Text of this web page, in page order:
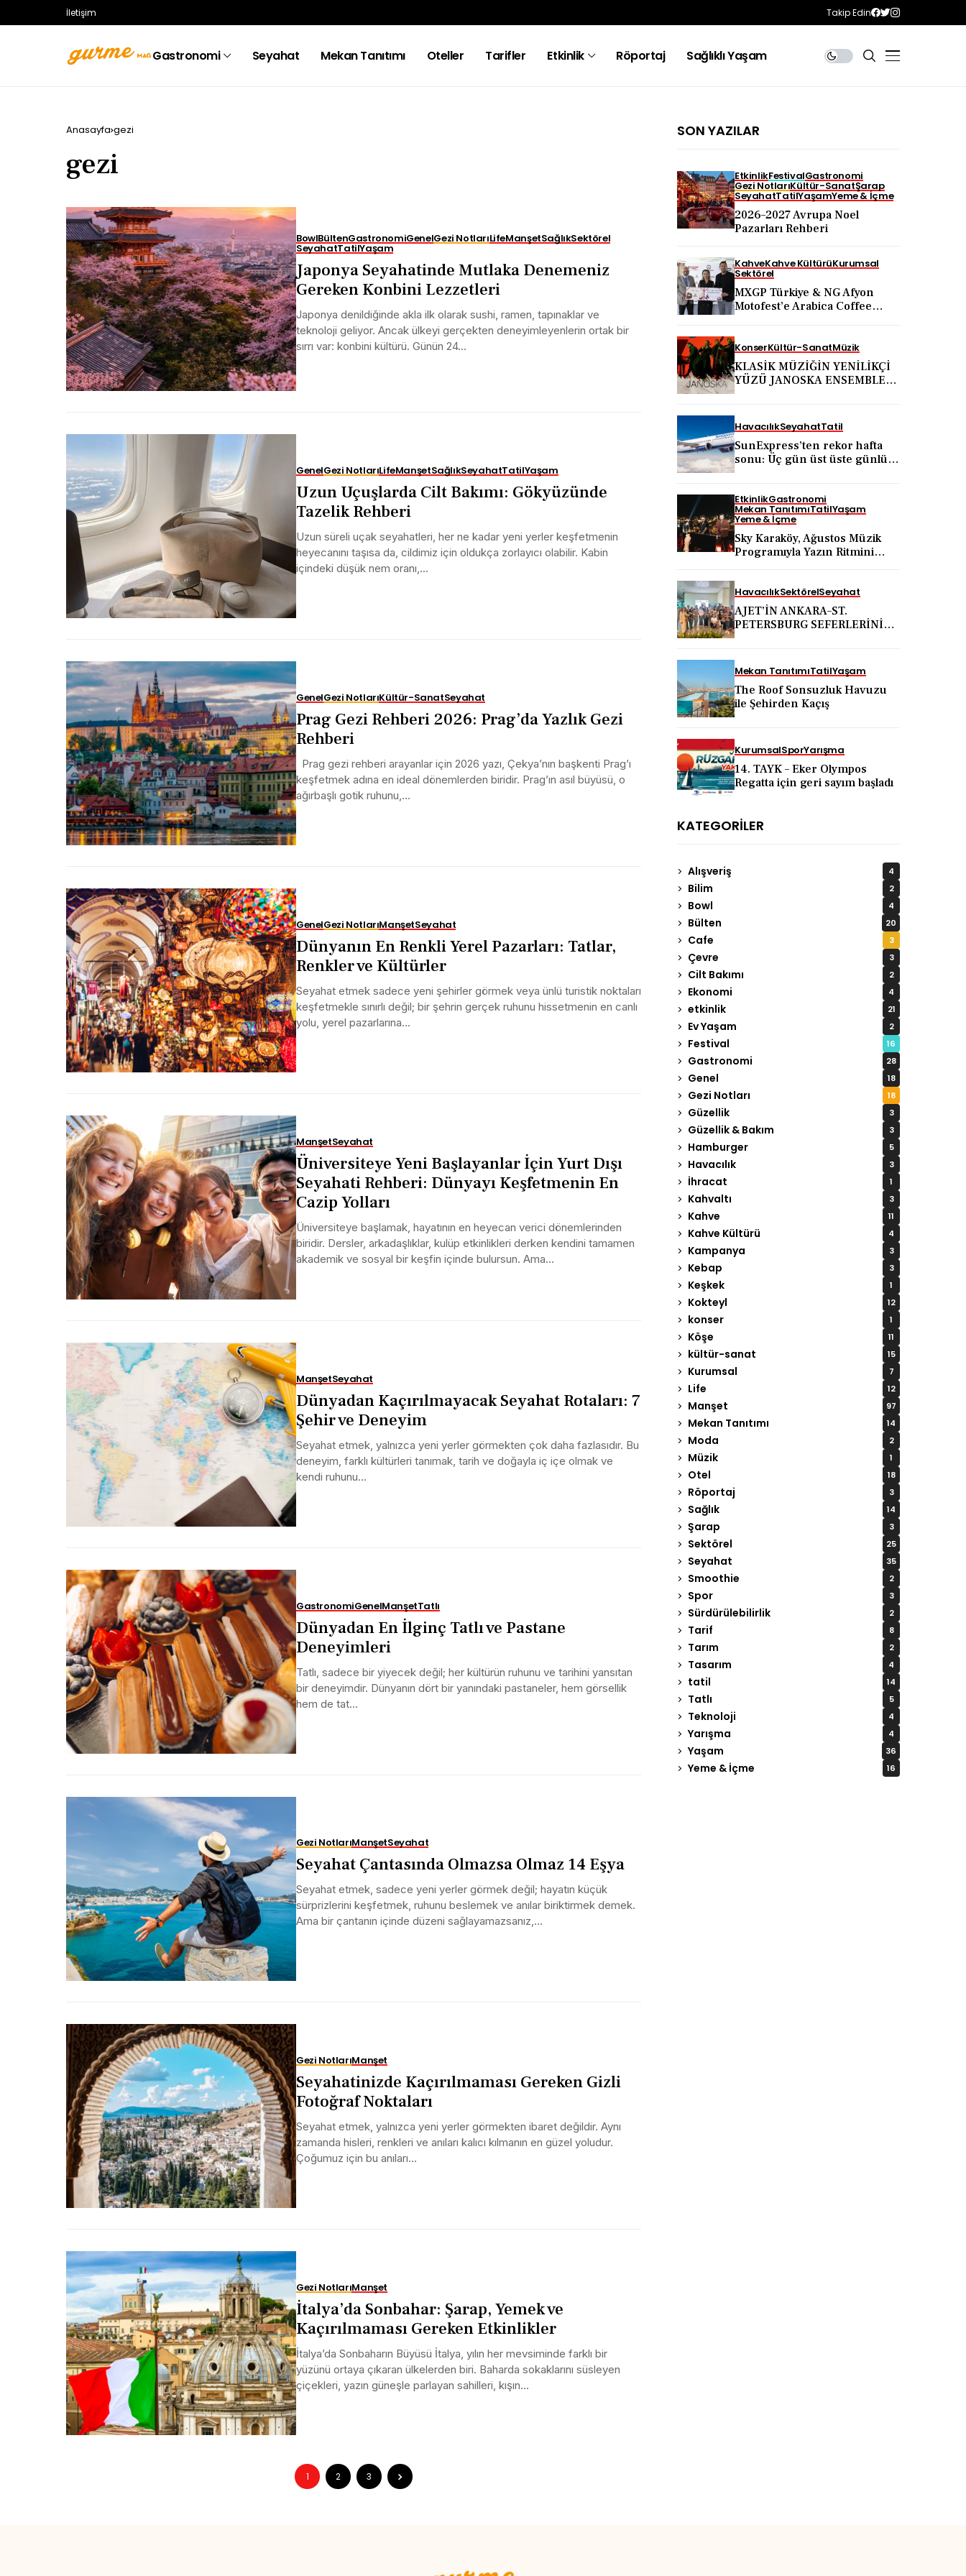
İletişim Takip Edin
Gastronomi Seyahat Mekan Tanıtımı Oteller Tarifler Etkinlik Röportaj Sağlıklı Yaşam
Anasayfa gezi
gezi
BowlBültenGastronomiGenelGezi NotlarıLifeManşetSağlıkSektörel
SeyahatTatilYaşam
Japonya Seyahatinde Mutlaka Denemeniz
Gereken Konbini Lezzetleri
Japonya denildiğinde akla ilk olarak sushi, ramen, tapınaklar ve
teknoloji geliyor. Ancak ülkeyi gerçekten deneyimleyenlerin ortak bir
sırrı var: konbini kültürü. Günün 24...
GenelGezi NotlarıLifeManşetSağlıkSeyahatTatilYaşam
Uzun Uçuşlarda Cilt Bakımı: Gökyüzünde
Tazelik Rehberi
Uzun süreli uçak seyahatleri, her ne kadar yeni yerler keşfetmenin
heyecanını taşısa da, cildimiz için oldukça zorlayıcı olabilir. Kabin
içindeki düşük nem oranı,...
GenelGezi NotlarıKültür-SanatSeyahat
Prag Gezi Rehberi 2026: Prag’da Yazlık Gezi
Rehberi
Prag gezi rehberi arayanlar için 2026 yazı, Çekya’nın başkenti Prag’ı
keşfetmek adına en ideal dönemlerden biridir. Prag’ın asıl büyüsü, o
ağırbaşlı gotik ruhunu,...
GenelGezi NotlarıManşetSeyahat
Dünyanın En Renkli Yerel Pazarları: Tatlar,
Renkler ve Kültürler
Seyahat etmek sadece yeni şehirler görmek veya ünlü turistik noktaları
keşfetmekle sınırlı değil; bir şehrin gerçek ruhunu hissetmenin en canlı
yolu, yerel pazarlarına...
ManşetSeyahat
Üniversiteye Yeni Başlayanlar İçin Yurt Dışı
Seyahati Rehberi: Dünyayı Keşfetmenin En
Cazip Yolları
Üniversiteye başlamak, hayatının en heyecan verici dönemlerinden
biridir. Dersler, arkadaşlıklar, kulüp etkinlikleri derken kendini tamamen
akademik ve sosyal bir keşfin içinde bulursun. Ama...
ManşetSeyahat
Dünyadan Kaçırılmayacak Seyahat Rotaları: 7
Şehir ve Deneyim
Seyahat etmek, yalnızca yeni yerler görmekten çok daha fazlasıdır. Bu
deneyim, farklı kültürleri tanımak, tarih ve doğayla iç içe olmak ve
kendi ruhunu...
GastronomiGenelManşetTatlı
Dünyadan En İlginç Tatlı ve Pastane
Deneyimleri
Tatlı, sadece bir yiyecek değil; her kültürün ruhunu ve tarihini yansıtan
bir deneyimdir. Dünyanın dört bir yanındaki pastaneler, hem görsellik
hem de tat...
Gezi NotlarıManşetSeyahat
Seyahat Çantasında Olmazsa Olmaz 14 Eşya
Seyahat etmek, sadece yeni yerler görmek değil; hayatın küçük
sürprizlerini keşfetmek, ruhunu beslemek ve anılar biriktirmek demek.
Ama bir çantanın içinde düzeni sağlayamazsanız,...
Gezi NotlarıManşet
Seyahatinizde Kaçırılmaması Gereken Gizli
Fotoğraf Noktaları
Seyahat etmek, yalnızca yeni yerler görmekten ibaret değildir. Aynı
zamanda hisleri, renkleri ve anıları kalıcı kılmanın en güzel yoludur.
Çoğumuz için bu anıları...
Gezi NotlarıManşet
İtalya’da Sonbahar: Şarap, Yemek ve
Kaçırılmaması Gereken Etkinlikler
İtalya’da Sonbaharın Büyüsü İtalya, yılın her mevsiminde farklı bir
yüzünü ortaya çıkaran ülkelerden biri. Baharda sokaklarını süsleyen
çiçekleri, yazın güneşle parlayan sahilleri, kışın...
1 2 3
SON YAZILAR
EtkinlikFestivalGastronomi
Gezi NotlarıKültür-SanatŞarap
SeyahatTatilYaşamYeme & İçme
2026–2027 Avrupa Noel
Pazarları Rehberi
KahveKahve KültürüKurumsal
Sektörel
MXGP Türkiye & NG Afyon
Motofest’e Arabica Coffee
KonserKültür-SanatMüzik
KLASİK MÜZİĞİN YENİLİKÇİ
YÜZÜ JANOSKA ENSEMBLE
HavacılıkSeyahatTatil
SunExpress’ten rekor hafta
sonu: Üç gün üst üste günlük
EtkinlikGastronomi
Mekan TanıtımıTatilYaşam
Yeme & İçme
Sky Karaköy, Ağustos Müzik
Programıyla Yazın Ritmini
HavacılıkSektörelSeyahat
AJET’İN ANKARA–ST.
PETERSBURG SEFERLERİNİN
TANITIM ATAĞI
Mekan TanıtımıTatilYaşam
The Roof Sonsuzluk Havuzu
ile Şehirden Kaçış
KurumsalSporYarışma
14. TAYK – Eker Olympos
Regatta için geri sayım başladı
KATEGORILER
Alışveriş 4
Bilim 2
Bowl 4
Bülten 20
Cafe 3
Çevre 3
Cilt Bakımı 2
Ekonomi 4
etkinlik 21
Ev Yaşam 2
Festival 16
Gastronomi 28
Genel 18
Gezi Notları 18
Güzellik 3
Güzellik & Bakım 3
Hamburger 5
Havacılık 3
İhracat 1
Kahvaltı 3
Kahve 11
Kahve Kültürü 4
Kampanya 3
Kebap 3
Keşkek 1
Kokteyl 12
konser 1
Köşe 11
kültür-sanat 15
Kurumsal 7
Life 12
Manşet 97
Mekan Tanıtımı 14
Moda 2
Müzik 1
Otel 18
Röportaj 3
Sağlık 14
Şarap 3
Sektörel 25
Seyahat 35
Smoothie 2
Spor 3
Sürdürülebilirlik 2
Tarif 8
Tarım 2
Tasarım 4
tatil 14
Tatlı 5
Teknoloji 4
Yarışma 4
Yaşam 36
Yeme & İçme 16